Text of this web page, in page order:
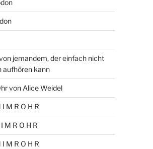
jemandem, der einfach nicht
aufhören kann
von Alice Weidel
I M R O H R
M R O H R
I M R O H R